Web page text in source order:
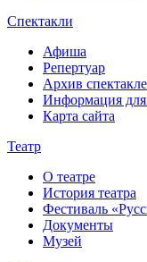
Спектакли
Афиша
Репертуар
Архив
Информация для
Карта сайта
Театр
О театре
История театра
Фестиваль
Документы
Музей